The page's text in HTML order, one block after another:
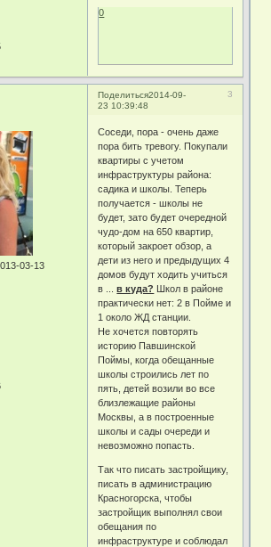
0
Поделиться 3
2014-09-
23 10:39:48
03-13
Соседи, пора - очень даже
пора бить тревогу. Покупали
квартиры с учетом
инфраструктуры района:
садика и школы. Теперь
получается - школы не
будет, зато будет очередной
чудо-дом на 650 квартир,
который закроет обзор, а
дети из него и предыдущих 4
домов будут ходить учиться
в ...в куда? Школ в районе
практически нет: 2 в Пойме и
1 около ЖД станции.
Не хочется повторять
историю Павшинской
Поймы, когда обещанные
школы строились лет по
пять, детей возили во все
близлежащие районы
Москвы, а в построенные
школы и сады очереди и
невозможно попасть.
Так что писать застройщику,
писать в администрацию
Красногорска, чтобы
застройщик выполнял свои
обещания по
инфраструктуре и соблюдал